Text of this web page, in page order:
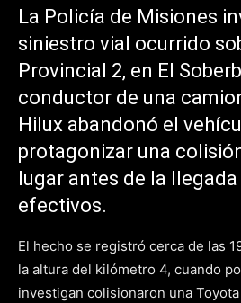
La Policía de Misiones
siniestro vial ocurrido
Provincial 2, en El
conductor de una
Hilux abandonó el
protagonizar una
lugar antes de la
efectivos.
El hecho se registró cerca de las
la altura del kilómetro 4, cuando
investigan colisionaron una